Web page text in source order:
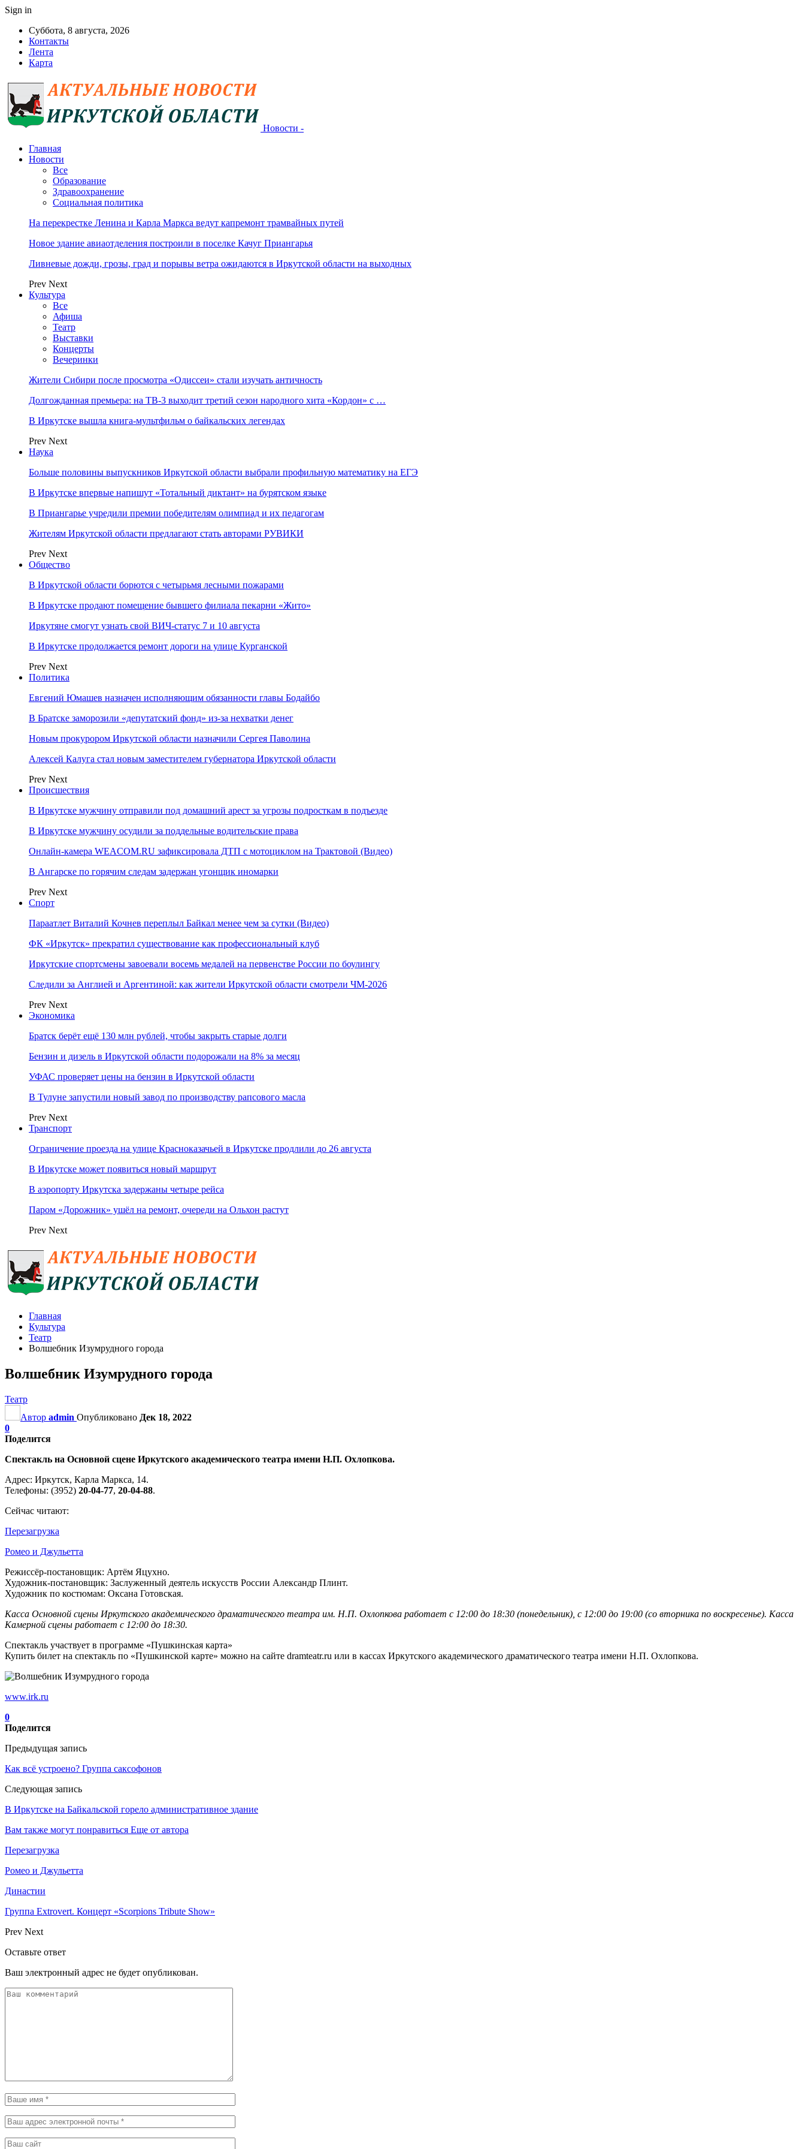
Sign in
Суббота, 8 августа, 2026
Контакты
Лента
Карта
Новости -
Главная
Новости
Все
Образование
Здравоохранение
Социальная политика
На перекрестке Ленина и Карла Маркса ведут капремонт трамвайных путей
Новое здание авиаотделения построили в поселке Качуг Приангарья
Ливневые дожди, грозы, град и порывы ветра ожидаются в Иркутской области на выходных
Prev Next
Культура
Все
Афиша
Театр
Выставки
Концерты
Вечеринки
Жители Сибири после просмотра «Одиссеи» стали изучать античность
Долгожданная премьера: на ТВ-3 выходит третий сезон народного хита «Кордон» с …
В Иркутске вышла книга-мультфильм о байкальских легендах
Prev Next
Наука
Больше половины выпускников Иркутской области выбрали профильную математику на ЕГЭ
В Иркутске впервые напишут «Тотальный диктант» на бурятском языке
В Приангарье учредили премии победителям олимпиад и их педагогам
Жителям Иркутской области предлагают стать авторами РУВИКИ
Prev Next
Общество
В Иркутской области борются с четырьмя лесными пожарами
В Иркутске продают помещение бывшего филиала пекарни «Жито»
Иркутяне смогут узнать свой ВИЧ-статус 7 и 10 августа
В Иркутске продолжается ремонт дороги на улице Курганской
Prev Next
Политика
Евгений Юмашев назначен исполняющим обязанности главы Бодайбо
В Братске заморозили «депутатский фонд» из‑за нехватки денег
Новым прокурором Иркутской области назначили Сергея Паволина
Алексей Калуга стал новым заместителем губернатора Иркутской области
Prev Next
Происшествия
В Иркутске мужчину отправили под домашний арест за угрозы подросткам в подъезде
В Иркутске мужчину осудили за поддельные водительские права
Онлайн-камера WEACOM.RU зафиксировала ДТП с мотоциклом на Трактовой (Видео)
В Ангарске по горячим следам задержан угонщик иномарки
Prev Next
Спорт
Параатлет Виталий Кочнев переплыл Байкал менее чем за сутки (Видео)
ФК «Иркутск» прекратил существование как профессиональный клуб
Иркутские спортсмены завоевали восемь медалей на первенстве России по боулингу
Следили за Англией и Аргентиной: как жители Иркутской области смотрели ЧМ-2026
Prev Next
Экономика
Братск берёт ещё 130 млн рублей, чтобы закрыть старые долги
Бензин и дизель в Иркутской области подорожали на 8% за месяц
УФАС проверяет цены на бензин в Иркутской области
В Тулуне запустили новый завод по производству рапсового масла
Prev Next
Транспорт
Ограничение проезда на улице Красноказачьей в Иркутске продлили до 26 августа
В Иркутске может появиться новый маршрут
В аэропорту Иркутска задержаны четыре рейса
Паром «Дорожник» ушёл на ремонт, очереди на Ольхон растут
Prev Next
Главная
Культура
Театр
Волшебник Изумрудного города
Волшебник Изумрудного города
Театр
Автор admin Опубликовано Дек 18, 2022
0
Поделится
Спектакль на Основной сцене Иркутского академического театра имени Н.П. Охлопкова.
Адрес: Иркутск, Карла Маркса, 14.
Телефоны: (3952) 20-04-77, 20-04-88.
Сейчас читают:
Перезагрузка
Ромео и Джульетта
Режиссёр-постановщик: Артём Яцухно.
Художник-постановщик: Заслуженный деятель искусств России Александр Плинт.
Художник по костюмам: Оксана Готовская.
Касса Основной сцены Иркутского академического драматического театра им. Н.П. Охлопкова работает с 12:00 до 18:30 (понедельник), с 12:00 до 19:00 (со вторника по воскресенье). Касса
Камерной сцены работает с 12:00 до 18:30.
Спектакль участвует в программе «Пушкинская карта»
Купить билет на спектакль по «Пушкинской карте» можно на сайте dramteatr.ru или в кассах Иркутского академического драматического театра имени Н.П. Охлопкова.
www.irk.ru
0
Поделится
Предыдущая запись
Как всё устроено? Группа саксофонов
Следующая запись
В Иркутске на Байкальской горело административное здание
Вам также могут понравиться Еще от автора
Перезагрузка
Ромео и Джульетта
Династии
Группа Extrovert. Концерт «Scorpions Tribute Show»
Prev Next
Оставьте ответ
Ваш электронный адрес не будет опубликован.